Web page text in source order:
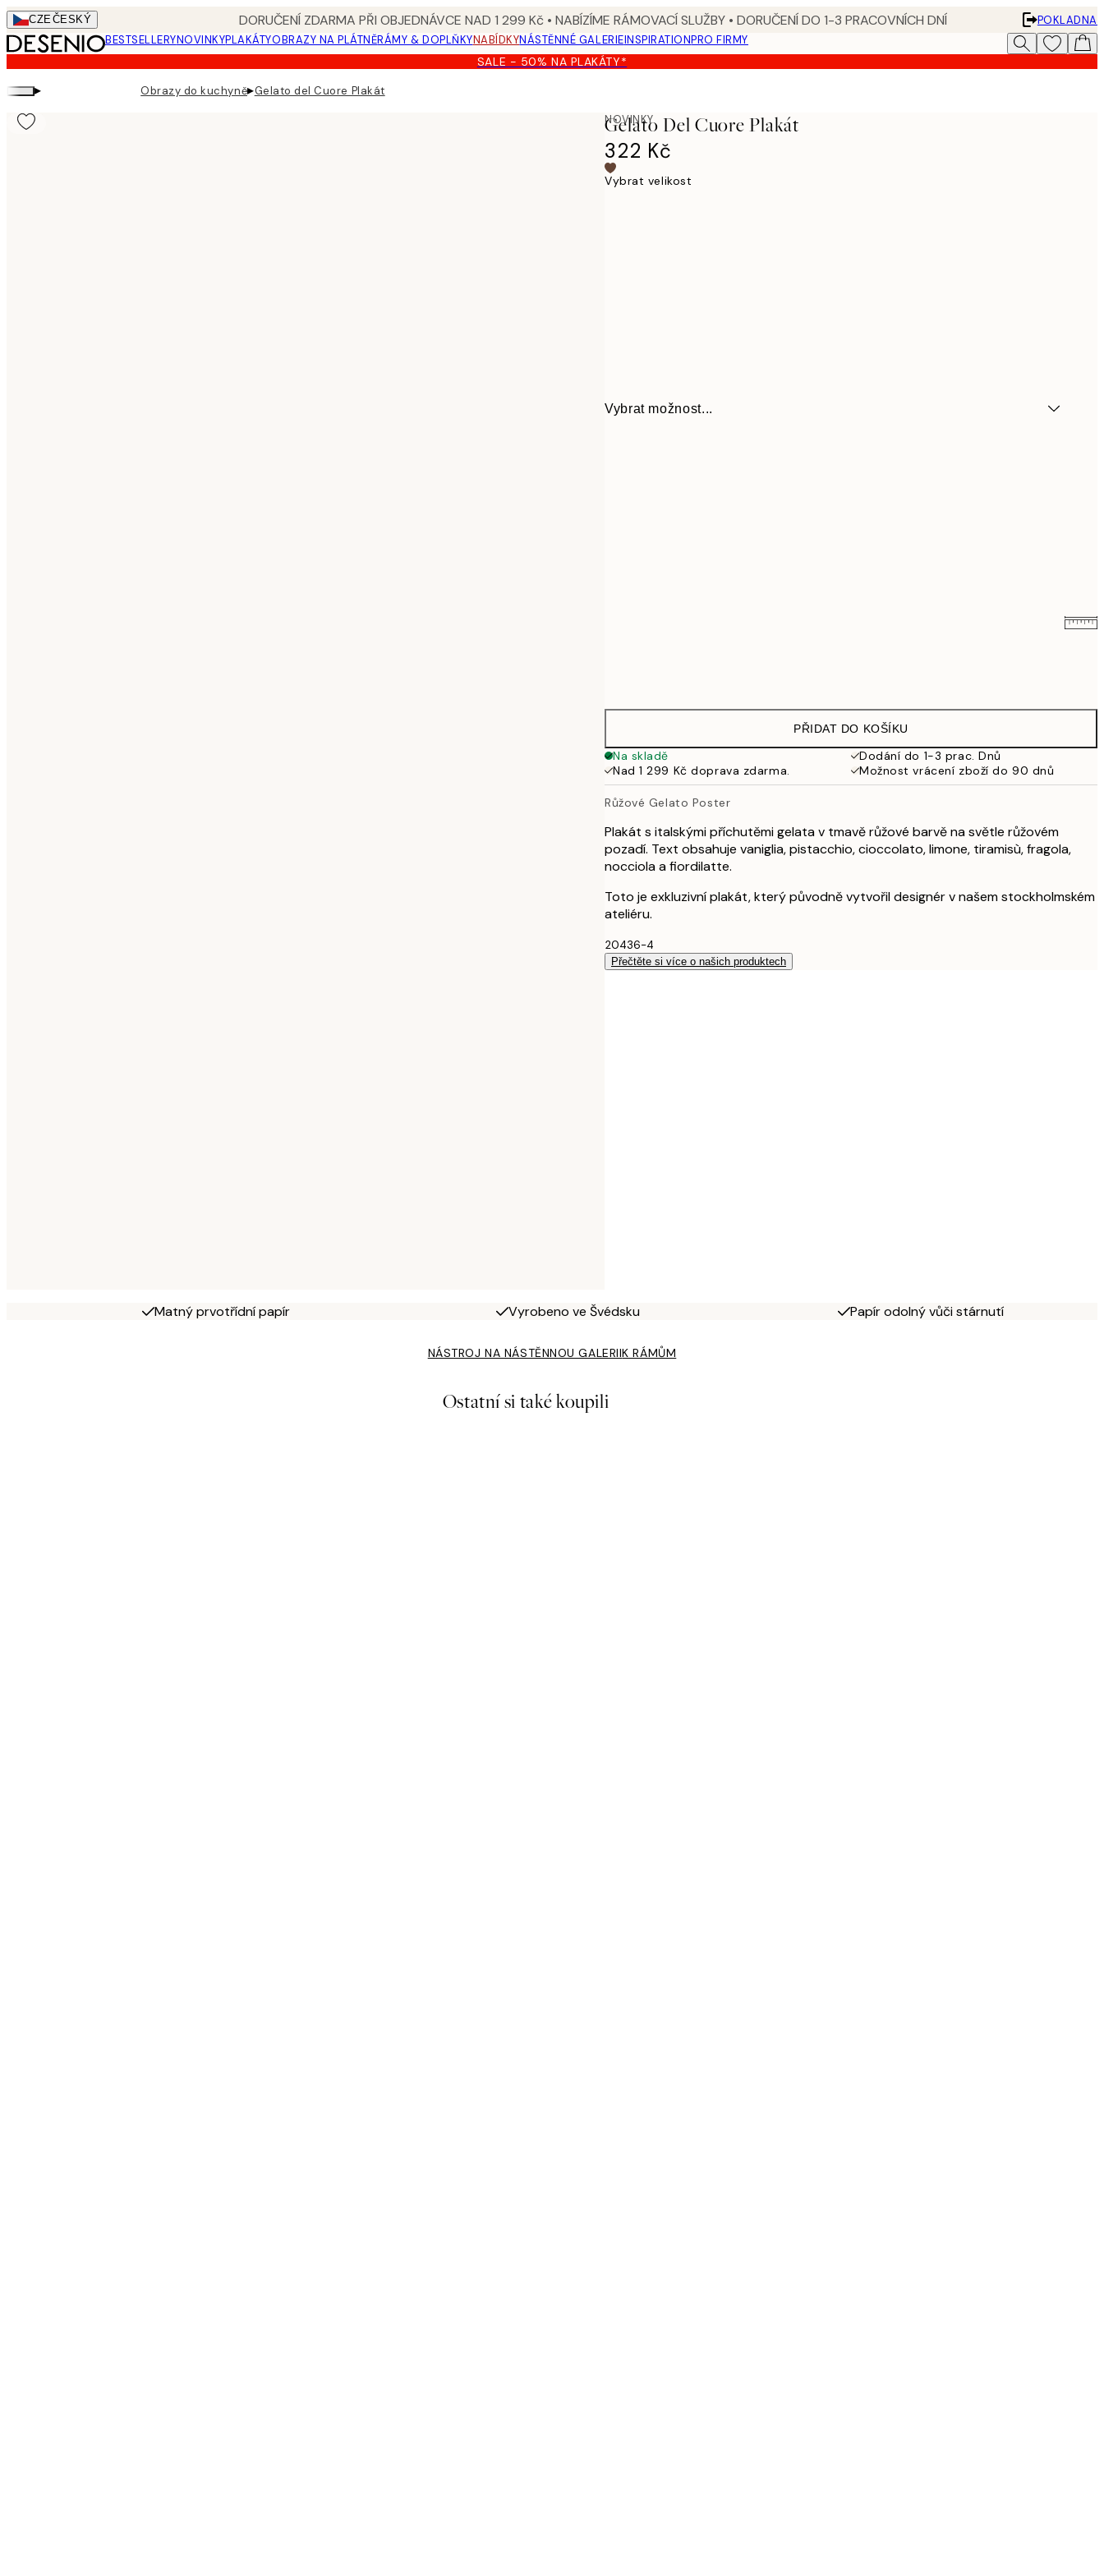
Skip
to
main
content.
CZEČESKÝ DORUČENÍ ZDARMA PŘI OBJEDNÁVCE NAD 1 299 Kč • NABÍZÍME RÁMOVACÍ SLUŽBY • DORUČENÍ DO 1-3 PRACOVNÍCH DNÍ
POKLADNA
BESTSELLERYNOVINKYPLAKÁTYOBRAZY NA PLÁTNĚRÁMY & DOPLŇKYNABÍDKYNÁSTĚNNÉ GALERIEINSPIRATIONPRO FIRMY
SALE - 50% NA PLAKÁTY*
▸ Obrazy do kuchyně▸Gelato del Cuore Plakát
NOVINKY
Gelato Del Cuore Plakát
322 Kč
Vybrat velikost
Vybrat možnost...
50x70 cm 925 Kč
PŘIDAT DO KOŠÍKU
Na skladě
Dodání do 1-3 prac. Dnů
Nad 1 299 Kč doprava zdarma.
Možnost vrácení zboží do 90 dnů
Růžové Gelato Poster
Plakát s italskými příchutěmi gelata v tmavě růžové barvě na světle růžovém
pozadí. Text obsahuje vaniglia, pistacchio, cioccolato, limone, tiramisù, fragola,
nocciola a fiordilatte.
Toto je exkluzivní plakát, který původně vytvořil designér v našem stockholmském
ateliéru.
20436-4
Přečtěte si více o našich produktech
Matný prvotřídní papír Vyrobeno ve Švédsku Papír odolný vůči stárnutí
NÁSTROJ NA NÁSTĚNNOU GALERIIK RÁMŮM
Ostatní si také koupili